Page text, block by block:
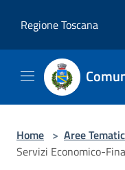
Regione Toscana
Home > Aree
Servizi Economico-